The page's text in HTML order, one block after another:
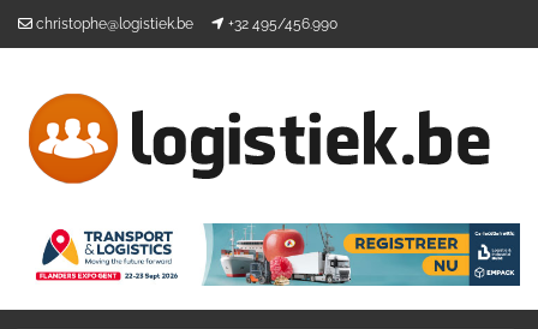
christophe@logistiek.be +32 495/456.990